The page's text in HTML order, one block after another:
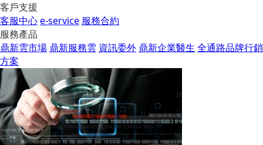
客戶支援
客服中心e-service 服務合約
服務產品
鼎新雲市場 鼎新服務雲 資訊委外 鼎新企業醫生 全通路品牌行銷
方案